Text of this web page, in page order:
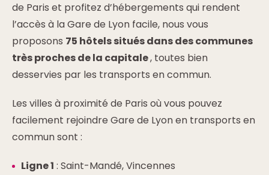
de Paris et profitez d’hébergements qui rendent
l’accès à la Gare de Lyon facile, nous vous
proposons 75 hôtels situés dans des communes
très proches de la capitale, toutes bien
desservies par les transports en commun.
Les villes à proximité de Paris où vous pouvez
facilement rejoindre Gare de Lyon en transports en
commun sont :
Ligne 1 : Saint-Mandé, Vincennes